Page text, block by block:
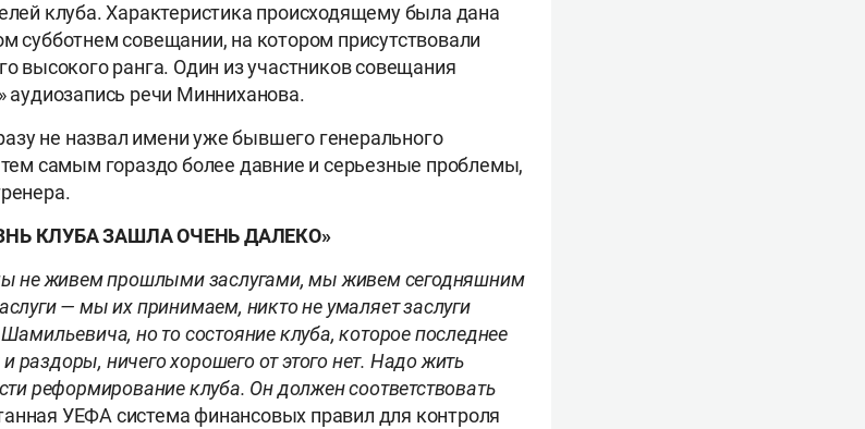
клуба. Характеристика происходящему была дана
субботнем совещании, на котором присутствовали
высокого ранга. Один из участников совещания
аудиозапись речи Минниханова.
не назвал имени уже бывшего генерального
самым гораздо более давние и серьезные проблемы,
КЛУБА ЗАШЛА ОЧЕНЬ ДАЛЕКО»
не живем прошлыми заслугами, мы живем сегодняшним
— мы их принимаем, никто не умаляет заслуги
но то состояние клуба, которое последнее
раздоры, ничего хорошего от этого нет. Надо жить
реформирование клуба. Он должен соответствовать
УЕФА система финансовых правил для контроля